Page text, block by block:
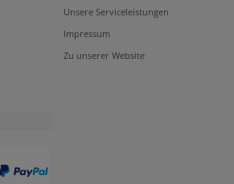
Unsere Serviceleistungen
Impressum
Zu unserer Website